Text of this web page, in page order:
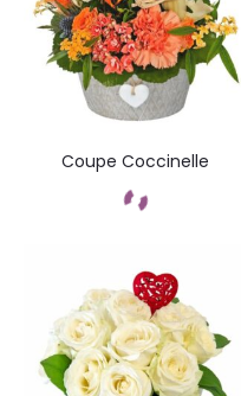
Coupe Coccinelle